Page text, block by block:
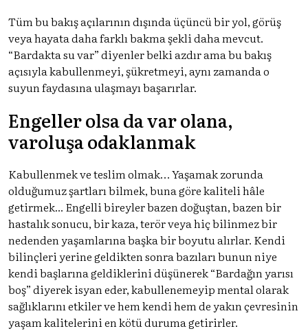
Tüm bu bakış açılarının dışında üçüncü bir yol, görüş
veya hayata daha farklı bakma şekli daha mevcut.
“Bardakta su var” diyenler belki azdır ama bu bakış
açısıyla kabullenmeyi, şükretmeyi, aynı zamanda o
suyun faydasına ulaşmayı başarırlar.
Engeller olsa da var olana,
varoluşa odaklanmak
Kabullenmek ve teslim olmak… Yaşamak zorunda
olduğumuz şartları bilmek, buna göre kaliteli hâle
getirmek... Engelli bireyler bazen doğuştan, bazen bir
hastalık sonucu, bir kaza, terör veya hiç bilinmez bir
nedenden yaşamlarına başka bir boyutu alırlar. Kendi
bilinçleri yerine geldikten sonra bazıları bunun niye
kendi başlarına geldiklerini düşünerek “Bardağın yarısı
boş” diyerek isyan eder, kabullenemeyip mental olarak
sağlıklarını etkiler ve hem kendi hem de yakın çevresinin
yaşam kalitelerini en kötü duruma getirirler.